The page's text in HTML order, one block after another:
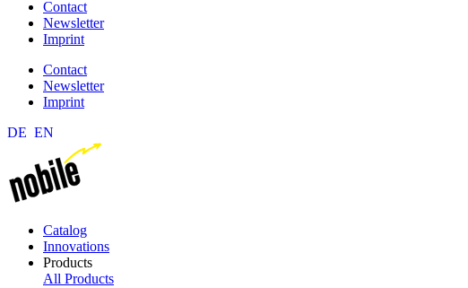
Contact
Newsletter
Imprint
Contact
Newsletter
Imprint
DE EN
Catalog
Innovations
Products
All Products